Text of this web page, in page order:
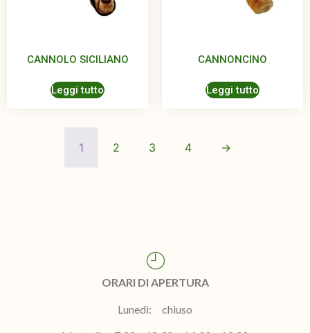
CANNOLO SICILIANO
Leggi tutto
CANNONCINO
Leggi tutto
1 2 3 4 →
ORARI DI APERTURA
Lunedì: chiuso